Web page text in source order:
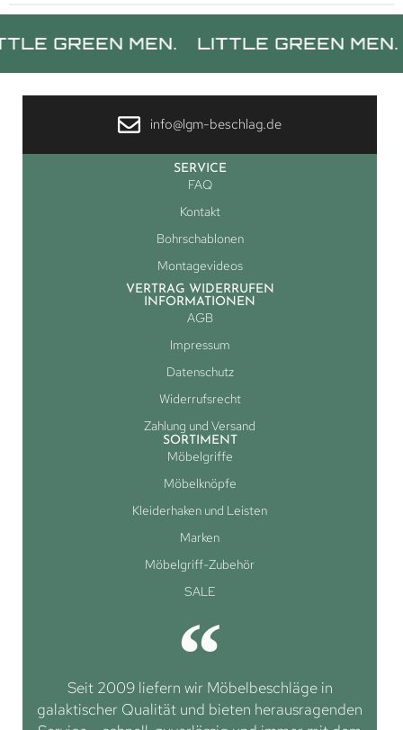
MEN. LITTLE GREEN MEN.
info@lgm-beschlag.de
SERVICE
FAQ
Kontakt
Bohrschablonen
Montagevideos
VERTRAG WIDERRUFEN
INFORMATIONEN
AGB
Impressum
Datenschutz
Widerrufsrecht
Zahlung und Versand
SORTIMENT
Möbelgriffe
Möbelknöpfe
Kleiderhaken und Leisten
Marken
Möbelgriff-Zubehör
SALE
Seit 2009 liefern wir Möbelbeschläge in
galaktischer Qualität und bieten herausragenden